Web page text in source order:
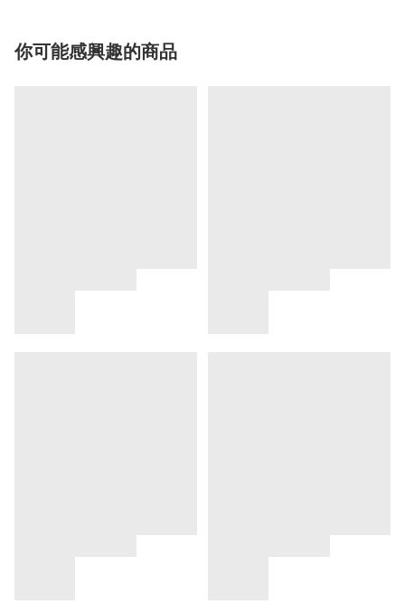
你可能感興趣的商品